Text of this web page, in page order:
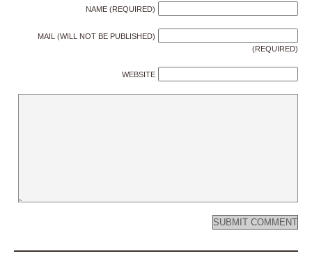
NAME (REQUIRED)
MAIL (WILL NOT BE PUBLISHED)
(REQUIRED)
WEBSITE